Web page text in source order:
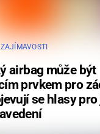
ZAJÍMAVOSTI
airbag může být
prvkem pro
se hlasy pro